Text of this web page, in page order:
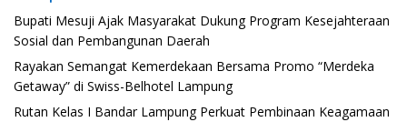
Bupati Mesuji Ajak Masyarakat Dukung Program Kesejahteraan
Sosial dan Pembangunan Daerah
Rayakan Semangat Kemerdekaan Bersama Promo “Merdeka
Getaway” di Swiss-Belhotel Lampung
Rutan Kelas I Bandar Lampung Perkuat Pembinaan Keagamaan